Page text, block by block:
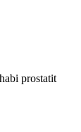
prostatit